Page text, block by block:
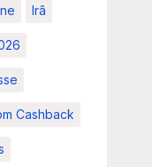
Irã
Cashback